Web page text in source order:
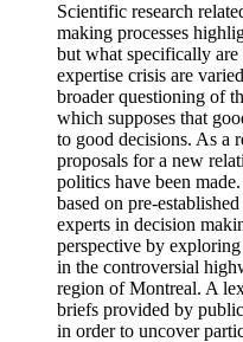
Scientific research
making processes
but what specifically
expertise crisis are
broader questioning of
which supposes that
to good decisions. As a
proposals for a new
politics have been
based on pre-
experts in decision
perspective by
in the controversial
region of Montreal. A
briefs provided by
in order to uncover